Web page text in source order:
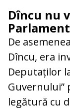
Dîncu nu
Parlament
De
Dîncu, era
Deputaților
Guvernului”
legătură cu